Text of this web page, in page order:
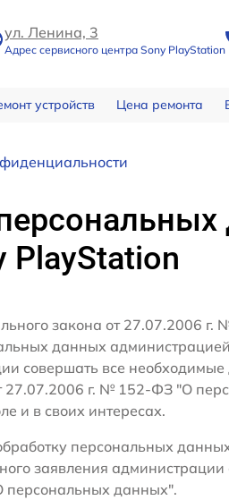
ул. Ленина, 3
Адрес сервисного центра Sony PlayStation
устройств Цена ремонта
PlayStation
закона от
данных
совершать все
27.07.2006 г. № 152-ФЗ "О
и в своих интересах.
персональных
заявления
данных".